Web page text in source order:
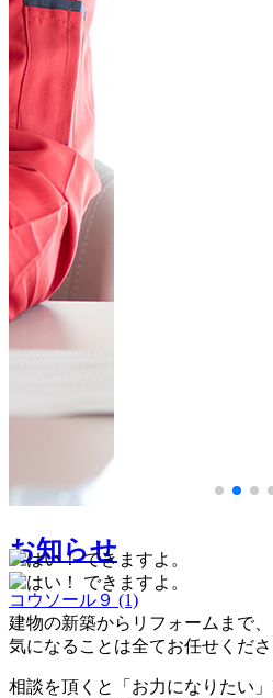
お知らせ
コウソール９ (1)
コウソール９ (1)
建物の新築からリフォームまで、
気になることは全てお任せくださ
相談を頂くと「お力になりたい